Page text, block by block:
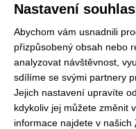
Ucha slouží i jako
Zajišťovací
Transportní obal
Parametry:
Nastavení
Abychom vám usnadnili
přizpůsobený obsah nebo
analyzovat návštěvnost,
sdílíme se svými partnery
Jejich nastavení upravíte
kdykoliv jej můžete změnit
informace najdete v našich